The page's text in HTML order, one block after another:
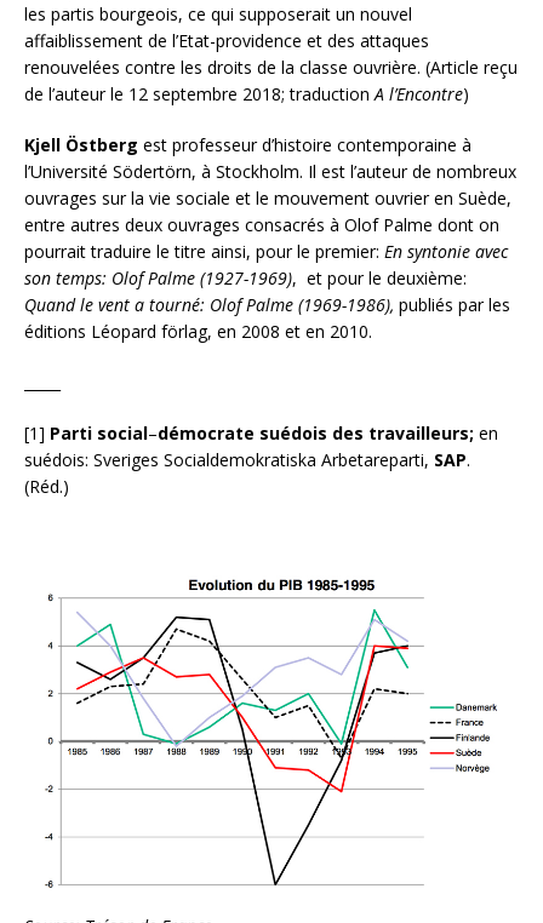
les partis bourgeois, ce qui supposerait un nouvel
affaiblissement de l’Etat-providence et des attaques
renouvelées contre les droits de la classe ouvrière. (Article reçu
de l’auteur le 12 septembre 2018; traduction A l’Encontre)
Kjell Östberg est professeur d’histoire contemporaine à
l’Université Södertörn, à Stockholm. Il est l’auteur de nombreux
ouvrages sur la vie sociale et le mouvement ouvrier en Suède,
entre autres deux ouvrages consacrés à Olof Palme dont on
pourrait traduire le titre ainsi, pour le premier: En syntonie avec
son temps: Olof Palme (1927-1969), et pour le deuxième:
Quand le vent a tourné: Olof Palme (1969-1986), publiés par les
éditions Léopard förlag, en 2008 et en 2010.
[1] Parti social–démocrate suédois des travailleurs; en
suédois: Sveriges Socialdemokratiska Arbetareparti, SAP.
(Réd.)